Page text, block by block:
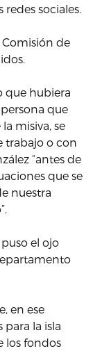
sociales.
Comisión de
que hubiera
que
misiva, se
trabajo o con
“antes de
que se
nuestra
el ojo
en ese
la isla
los fondos